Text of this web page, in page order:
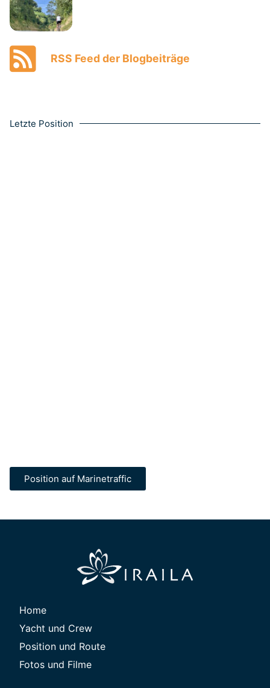
RSS Feed der Blogbeiträge
Letzte Position
Position auf Marinetraffic
Home
Yacht und Crew
Position und Route
Fotos und Filme